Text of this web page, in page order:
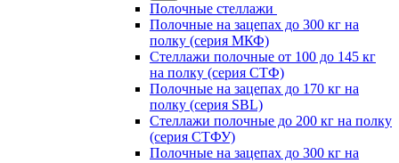
Полочные стеллажи
Полочные на зацепах до 300 кг на
полку (серия МКФ)
Стеллажи полочные от 100 до 145 кг
на полку (серия СТФ)
Полочные на зацепах до 170 кг на
полку (серия SBL)
Стеллажи полочные до 200 кг на полку
(серия СТФУ)
Полочные на зацепах до 300 кг на